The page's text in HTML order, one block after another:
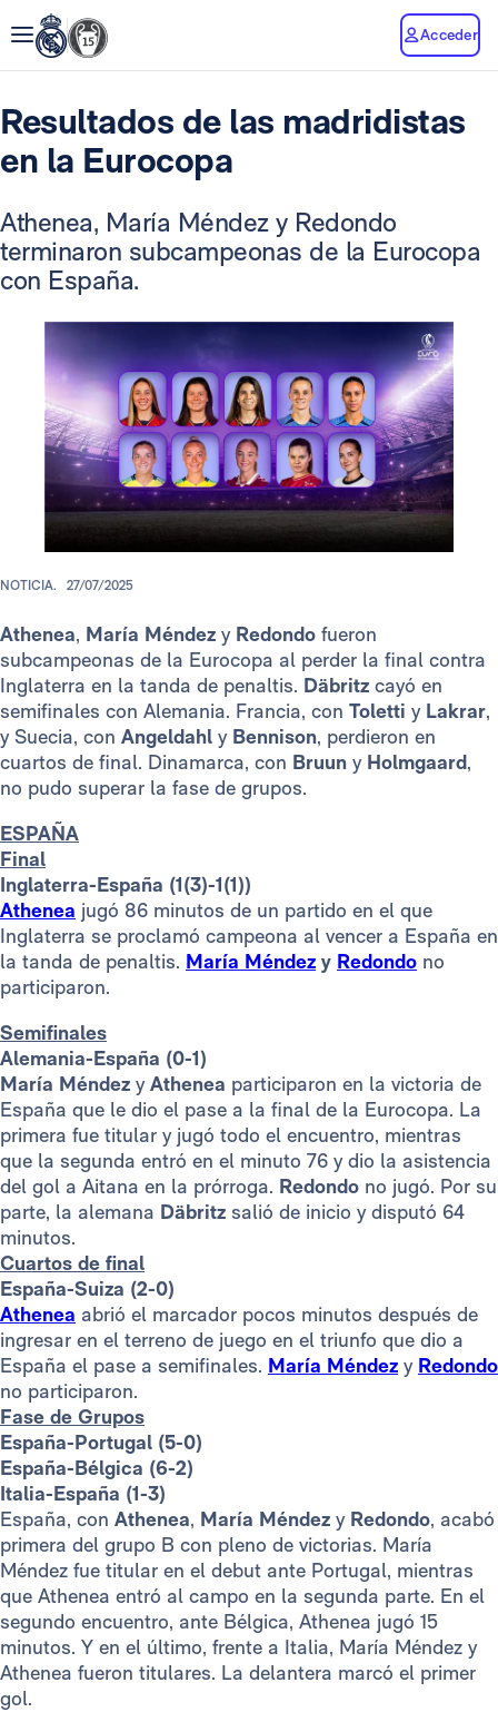
Acceder
Resultados de las madridistas
en la Eurocopa
Athenea, María Méndez y Redondo
terminaron subcampeonas de la Eurocopa
con España.
NOTICIA. 27/07/2025
Athenea, María Méndez y Redondo fueron
subcampeonas de la Eurocopa al perder la final contra
Inglaterra en la tanda de penaltis. Däbritz cayó en
semifinales con Alemania. Francia, con Toletti y Lakrar,
y Suecia, con Angeldahl y Bennison, perdieron en
cuartos de final. Dinamarca, con Bruun y Holmgaard,
no pudo superar la fase de grupos.
ESPAÑA
Final
Inglaterra-España (1(3)-1(1))
Athenea jugó 86 minutos de un partido en el que
Inglaterra se proclamó campeona al vencer a España en
la tanda de penaltis. María Méndez y Redondo no
participaron.
Semifinales
Alemania-España (0-1)
María Méndez yAthenea participaron en la victoria de
España que le dio el pase a la final de la Eurocopa. La
primera fue titular y jugó todo el encuentro, mientras
que la segunda entró en el minuto 76 y dio la asistencia
del gol a Aitana en la prórroga. Redondo no jugó. Por su
parte, la alemana Däbritz salió de inicio y disputó 64
minutos.
Cuartos de final
España-Suiza (2-0)
Athenea abrió el marcador pocos minutos después de
ingresar en el terreno de juego en el triunfo que dio a
España el pase a semifinales. María Méndez y Redondo
no participaron.
Fase de Grupos
España-Portugal (5-0)
España-Bélgica (6-2)
Italia-España (1-3)
España, con Athenea, María Méndez y Redondo, acabó
primera del grupo B con pleno de victorias. María
Méndez fue titular en el debut ante Portugal, mientras
que Athenea entró al campo en la segunda parte. En el
segundo encuentro, ante Bélgica, Athenea jugó 15
minutos. Y en el último, frente a Italia, María Méndez y
Athenea fueron titulares. La delantera marcó el primer
gol.